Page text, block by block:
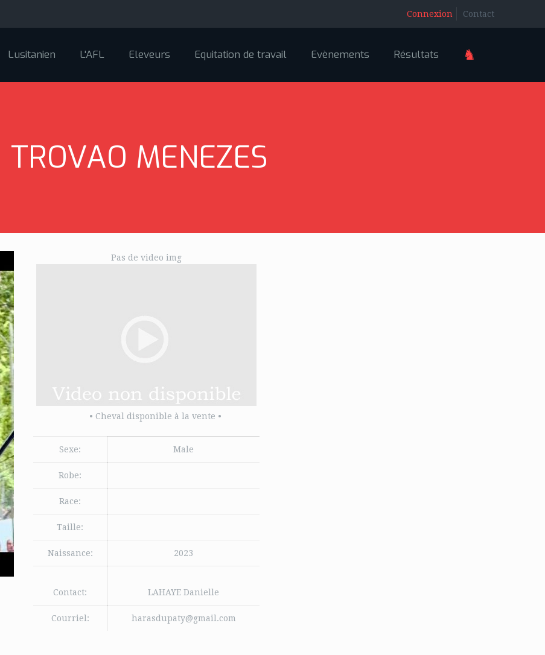
Connexion Contact
Lusitanien L'AFL Eleveurs Equitation de travail Evènements Résultats ♞
TROVAO MENEZES
Pas de video img
• Cheval disponible à la vente •
Sexe: Male
Robe:
Race:
Taille:
Naissance: 2023
Contact: LAHAYE Danielle
Courriel: harasdupaty@gmail.com